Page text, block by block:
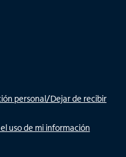
personal/Dejar de recibir
uso de mi información